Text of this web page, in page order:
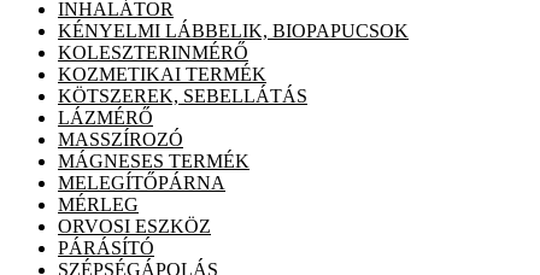
INHALÁTOR
KÉNYELMI LÁBBELIK, BIOPAPUCSOK
KOLESZTERINMÉRŐ
KOZMETIKAI TERMÉK
KÖTSZEREK, SEBELLÁTÁS
LÁZMÉRŐ
MASSZÍROZÓ
MÁGNESES TERMÉK
MELEGÍTŐPÁRNA
MÉRLEG
ORVOSI ESZKÖZ
PÁRÁSÍTÓ
SZÉPSÉGÁPOLÁS